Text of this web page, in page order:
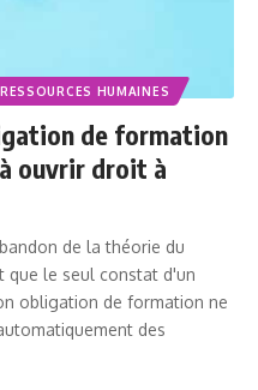
RESSOURCES HUMAINES
de formation
ouvrir droit à
de la théorie du
que le seul constat d'un
obligation de formation ne
des